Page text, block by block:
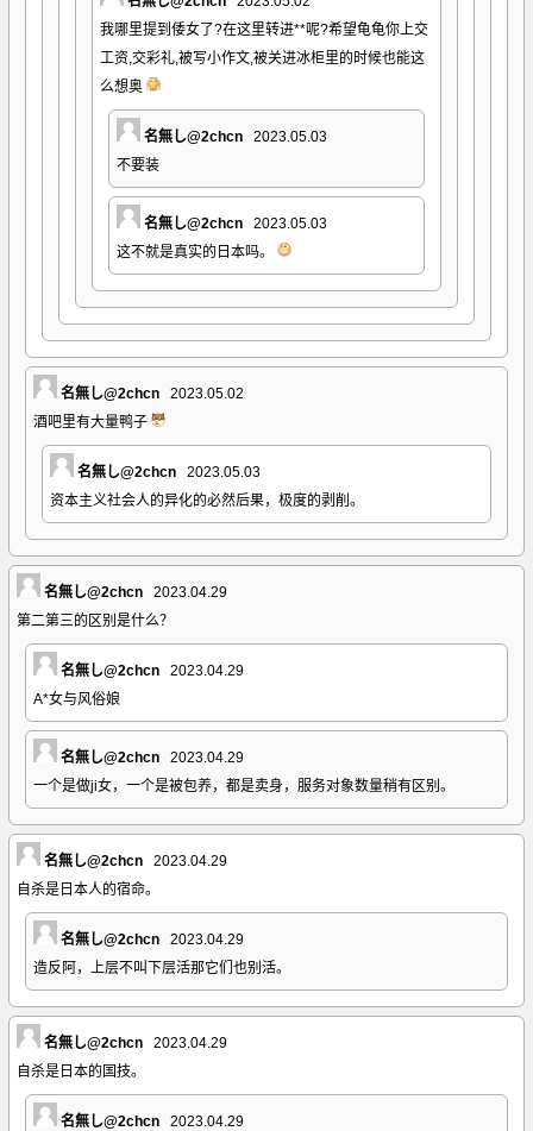
我哪里提到倭女了?在这里转进**呢?希望龟龟你上交
工资,交彩礼,被写小作文,被关进冰柜里的时候也能这
么想奥
名無し@2chcn
2023.05.03
不要装
名無し@2chcn
2023.05.03
这不就是真实的日本吗。
名無し@2chcn
2023.05.02
酒吧里有大量鸭子
名無し@2chcn
2023.05.03
资本主义社会人的异化的必然后果，极度的剥削。
名無し@2chcn
2023.04.29
第二第三的区别是什么？
名無し@2chcn
2023.04.29
A*女与风俗娘
名無し@2chcn
2023.04.29
一个是做ji女，一个是被包养，都是卖身，服务对象数量稍有区别。
名無し@2chcn
2023.04.29
自杀是日本人的宿命。
名無し@2chcn
2023.04.29
造反阿，上层不叫下层活那它们也别活。
名無し@2chcn
2023.04.29
自杀是日本的国技。
名無し@2chcn
2023.04.29